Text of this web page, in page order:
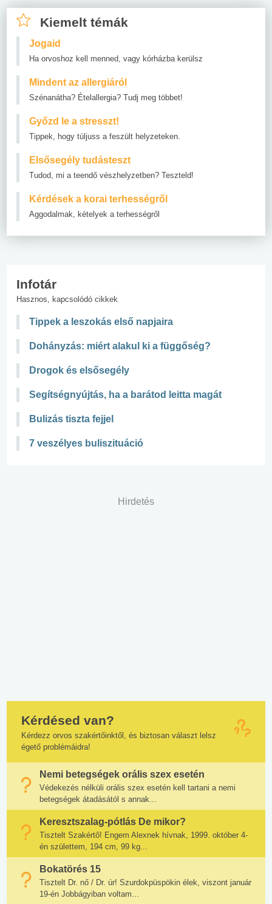
Kiemelt témák
Jogaid
Ha orvoshoz kell menned, vagy kórházba kerülsz
Mindent az allergiáról
Szénanátha? Ételallergia? Tudj meg többet!
Győzd le a stresszt!
Tippek, hogy túljuss a feszült helyzeteken.
Elsősegély tudásteszt
Tudod, mi a teendő vészhelyzetben? Teszteld!
Kérdések a korai terhességről
Aggodalmak, kételyek a terhességről
Infotár
Hasznos, kapcsolódó cikkek
Tippek a leszokás első napjaira
Dohányzás: miért alakul ki a függőség?
Drogok és elsősegély
Segítségnyújtás, ha a barátod leitta magát
Bulizás tiszta fejjel
7 veszélyes buliszituáció
Hirdetés
Kérdésed van?
Kérdezz orvos szakértőinktől, és biztosan választ lelsz
égető problémáidra!
Nemi betegségek orális szex esetén
Védekezés nélküli orális szex esetén kell tartani a nemi
betegségek átadásától s annak...
Keresztszalag-pótlás De mikor?
Tisztelt Szakértő! Engem Alexnek hívnak, 1999. október 4-
én születtem, 194 cm, 99 kg...
Bokatörés 15
Tisztelt Dr. nő / Dr. úr! Szurdokpüspökin élek, viszont január
19-én Jobbágyiban voltam...